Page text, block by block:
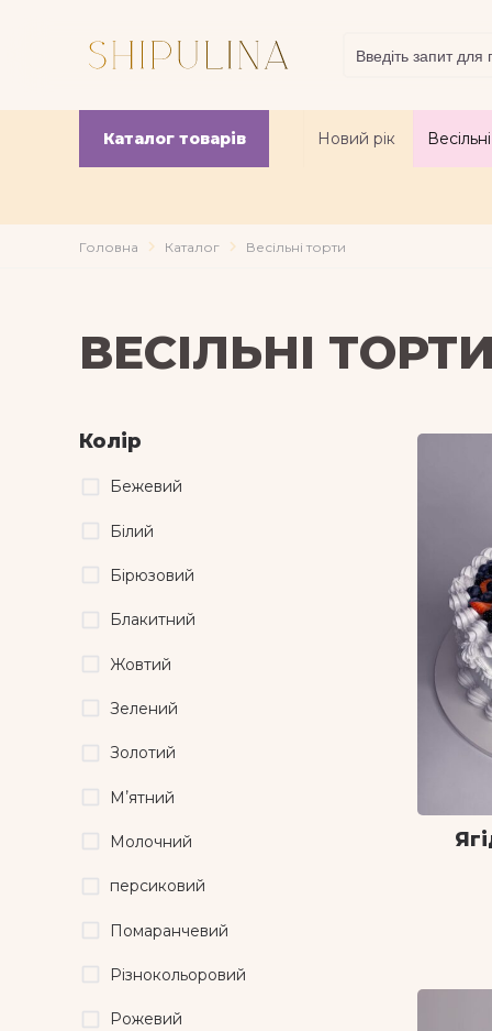
Каталог товарів Новий рік Весільні
Головна navigate_next Каталог navigate_next Весільні торти
ВЕСІЛЬНІ
Колір
Бежевий
Білий
Бірюзовий
Блакитний
Жовтий
Зелений
Золотий
Мʼятний
Молочний
персиковий
Помаранчевий
Різнокольоровий
Рожевий